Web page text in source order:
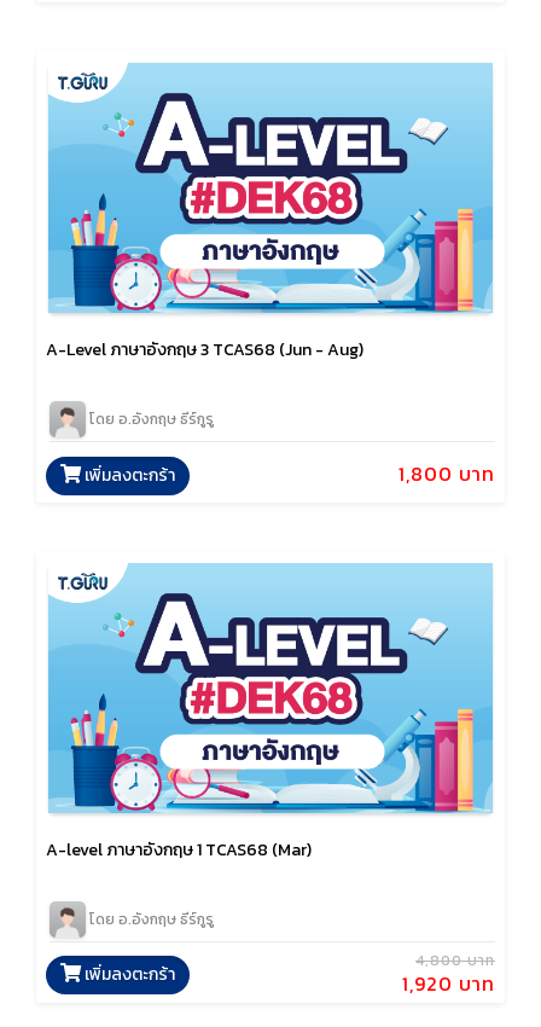
A-Level ภาษาอังกฤษ 3 TCAS68 (Jun - Aug)
โดย อ.อังกฤษ ธีร์กูรู
1,800 บาท
เพิ่มลงตะกร้า
A-level ภาษาอังกฤษ 1 TCAS68 (Mar)
โดย อ.อังกฤษ ธีร์กูรู
4,800 บาท
1,920 บาท
เพิ่มลงตะกร้า